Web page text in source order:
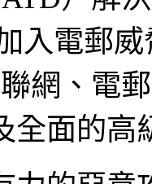
入電郵
網、電
全面的高